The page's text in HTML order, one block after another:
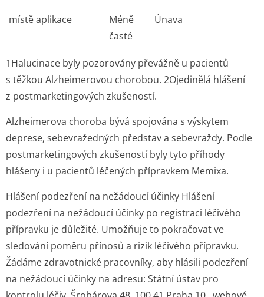
místě aplikace
Méně
časté
Únava
1Halucinace byly pozorovány převážně u pacientů
s těžkou Alzheimerovou chorobou. 2Ojedinělá hlášení
z postmarketin­gových zkušeností.
Alzheimerova choroba bývá spojována s výskytem
deprese, sebevražedných představ a sebevraždy. Podle
postmarketingových zkušeností byly tyto příhody
hlášeny i u pacientů léčených přípravkem Memixa.
Hlášení podezření na nežádoucí účinky Hlášení
podezření na nežádoucí účinky po registraci léčivého
přípravku je důležité. Umožňuje to pokračovat ve
sledování poměru přínosů a rizik léčivého přípravku.
Žádáme zdravotnické pracovníky, aby hlásili podezření
na nežádoucí účinky na adresu: Státní ústav pro